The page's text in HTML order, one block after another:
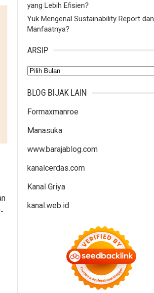
yang Lebih Efisien?
Yuk Mengenal Sustainability Report dan
Manfaatnya?
ARSIP
Arsip
BLOG BIJAK LAIN
Formaxmanroe
Manasuka
www.barajablog.com
kanalcerdas.com
Kanal Griya
kanal.web.id